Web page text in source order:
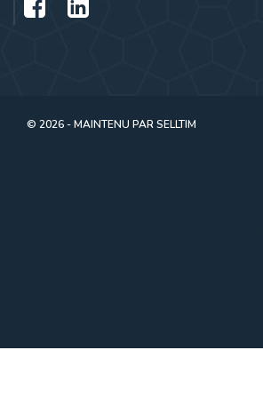
© 2026 - MAINTENU PARSELLTIM